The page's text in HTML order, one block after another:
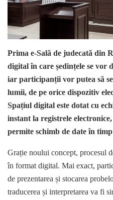
Prima e-Sală de judecată din
digital în care ședințele se vor
iar participanții vor putea să
lumii, de pe orice dispozitiv
Spațiul digital este dotat cu
instant la registrele
permite schimb de date în
Grație noului concept, procesul
în format digital. Mai exact,
de prezentarea și stocarea
traducerea și interpretarea va fi